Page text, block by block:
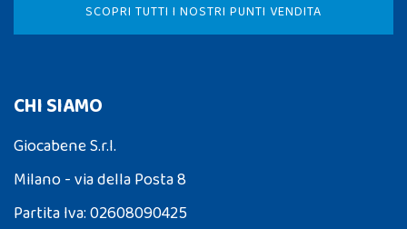
SCOPRI TUTTI I NOSTRI PUNTI VENDITA
CHI SIAMO
Giocabene S.r.l.
Milano - via della Posta 8
Partita Iva: 02608090425